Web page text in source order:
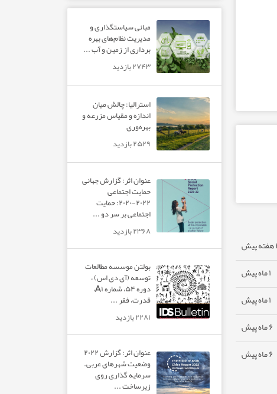
۱ ماه پیش
۱ ماه پیش
۶ ماه پیش
۶ ماه پیش
مبانی سیاستگذاری و
مدیریت نظام‌های بهره‌
برداری از زمین و آب ...
۲۷۴۳ بازدید
استرالیا: چالش میان
اندازه و مقیاس مزرعه و
بهره‌وری
۲۵۲۹ بازدید
عنوان اثر: گزارش جهانی
حمایت اجتماعی
۲۰۲۲-۲۰۲۰: حمایت
اجتماعی بر سر دو ...
۲۳۶۸ بازدید
بولتن موسسه مطالعات
توسعه (آی دی اس) ،
دوره ۵۴، شماره A۱،
قدرت، فقر ...
۲۲۸۱ بازدید
عنوان اثر: گزارش ۲۰۲۲
وضعیت شهرهای عربی.
سرمایه گذاری روی
زیرساخت ...